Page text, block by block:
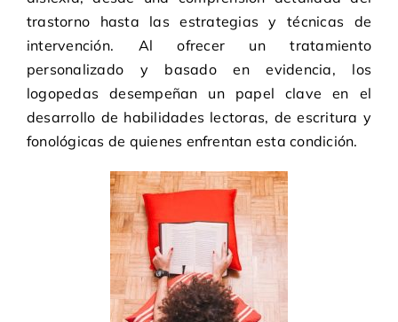
trastorno hasta las estrategias y técnicas de
intervención. Al ofrecer un tratamiento
personalizado y basado en evidencia, los
logopedas desempeñan un papel clave en el
desarrollo de habilidades lectoras, de escritura y
fonológicas de quienes enfrentan esta condición.